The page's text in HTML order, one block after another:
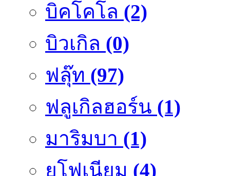
บิคโคโล (2)
บิวเกิล (0)
ฟลุ๊ท (97)
ฟลูเกิลฮอร์น (1)
มาริมบา (1)
ยูโฟเนียม (4)